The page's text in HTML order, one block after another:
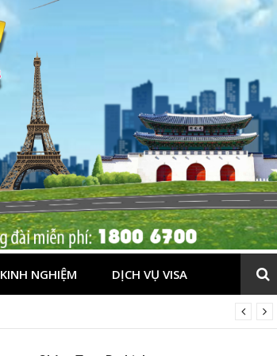
KINH NGHIỆM DỊCH VỤ VISA